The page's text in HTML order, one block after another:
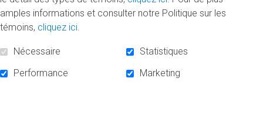
Faculté de communication
Faculté de science politique et de
amples informations et consulter notre Politique sur les
témoins, cliquez ici.
Nécessaire
Statistiques
Performance
Marketing